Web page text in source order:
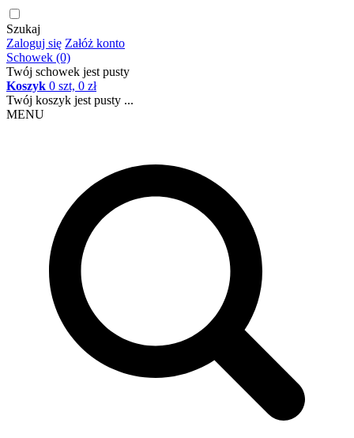
Szukaj
Zaloguj się Załóż konto
Schowek (0)
Twój schowek jest pusty
Koszyk 0 szt, 0 zł
Twój koszyk jest pusty ...
MENU